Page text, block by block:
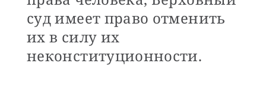
суд имеет право отменить
их в силу их
неконституционности.